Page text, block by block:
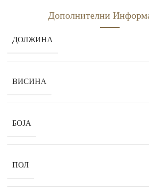
Дополнителни
ДОЛЖИНА
ВИСИНА
БОЈА
ПОЛ